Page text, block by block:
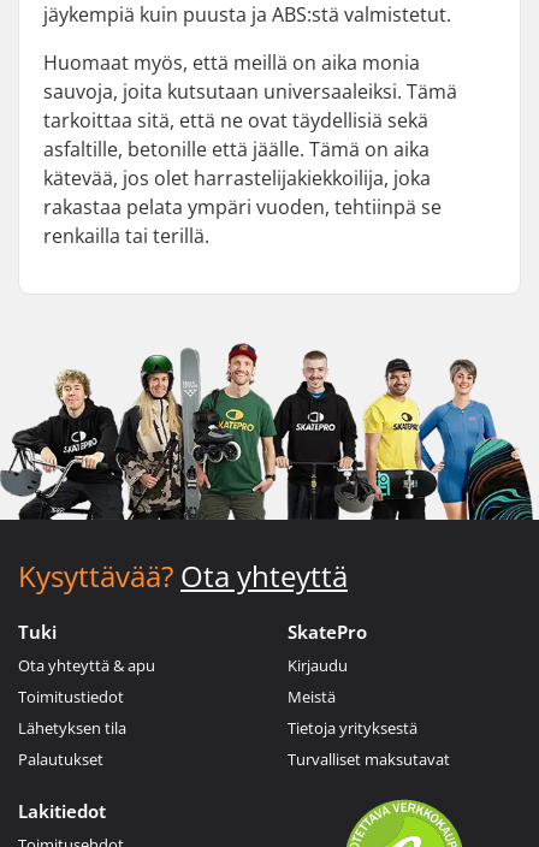
jäykempiä kuin puusta ja ABS:stä valmistetut.
Huomaat myös, että meillä on aika monia
sauvoja, joita kutsutaan universaaleiksi. Tämä
tarkoittaa sitä, että ne ovat täydellisiä sekä
asfaltille, betonille että jäälle. Tämä on aika
kätevää, jos olet harrastelijakiekkoilija, joka
rakastaa pelata ympäri vuoden, tehtiinpä se
renkailla tai terillä.
Kysyttävää? Ota yhteyttä
Tuki
Ota yhteyttä & apu
Toimitustiedot
Lähetyksen tila
Palautukset
SkatePro
Kirjaudu
Meistä
Tietoja yrityksestä
Turvalliset maksutavat
Lakitiedot